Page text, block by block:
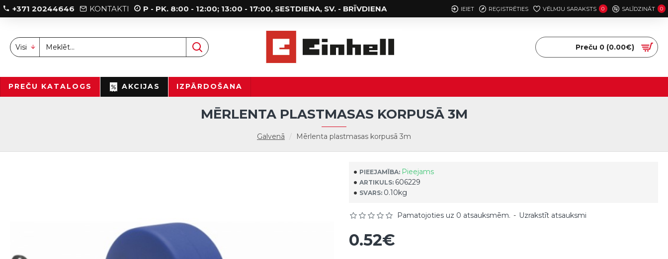
+371 20244646 KONTAKTI P - PK. 8:00 - 12:00; 13:00 - 17:00, SESTDIENA, SV. - BRĪVDIENA IEIET REĢISTRĒTIES VĒLMJU SARAKSTS 0 SALĪDZINĀT 0
Visi Preču 0 (0.00€)
PREČU KATALOGS AKCIJAS IZPĀRDOŠANA
Galvenā Mērlenta plastmasas korpusā 3m
MĒRLENTA PLASTMASAS KORPUSĀ 3M
PIEEJAMĪBA: Pieejams
ARTIKULS: 606229
SVARS: 0.10kg
Pamatojoties uz 0 atsauksmēm. - Uzrakstīt atsauksmi
0.52€